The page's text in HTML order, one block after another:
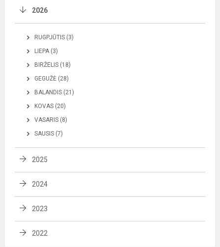
2026
RUGPJŪTIS (3)
LIEPA (3)
BIRŽELIS (18)
GEGUŽĖ (28)
BALANDIS (21)
KOVAS (20)
VASARIS (8)
SAUSIS (7)
2025
2024
2023
2022